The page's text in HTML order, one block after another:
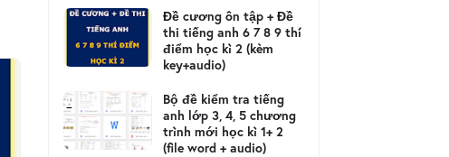
Đề cương ôn tập + Đề
thi tiếng anh 6 7 8 9 thí
điểm học kì 2 (kèm
key+audio)
Bộ đề kiểm tra tiếng
anh lớp 3, 4, 5 chương
trình mới học kì 1+ 2
(file word + audio)